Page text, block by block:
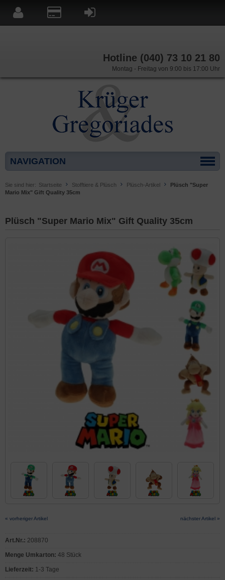
Hotline (040) 73 10 21 80
Montag - Freitag von 9:00 bis 17:00 Uhr
NAVIGATION
Sie sind hier: Startseite Stofftiere & Plüsch Plüsch-Artikel
Plüsch "Super
Mario Mix" Gift Quality 35cm
Plüsch "Super Mario Mix" Gift Quality 35cm
« vorheriger Artikel nächster Artikel »
Art.Nr.: 208870
Menge Umkarton: 48 Stück
Lieferzeit: 1-3 Tage